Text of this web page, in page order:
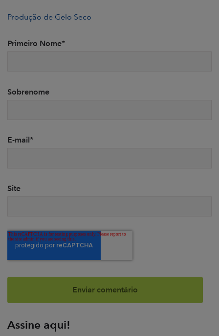
Produção de Gelo Seco
Primeiro Nome*
Sobrenome
E-mail *
Site
Assine aqui!